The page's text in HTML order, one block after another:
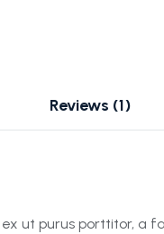
Reviews (1)
ut purus porttitor, a